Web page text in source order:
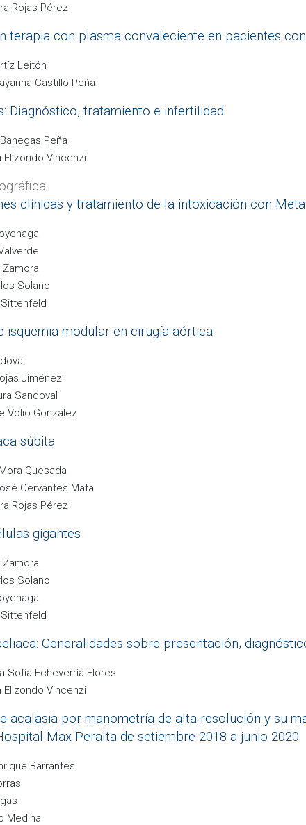
Rojas Pérez
terapia con plasma convaleciente en pacientes con
Leitón
Castillo Peña
Diagnóstico, tratamiento e infertilidad
Peña
Elizondo Vincenzi
clínicas y tratamiento de la intoxicación con
Zamora
Solano
isquemia modular en cirugía aórtica
Jiménez
Sandoval
Volio González
súbita
Quesada
Cervántes Mata
Rojas Pérez
gigantes
Zamora
Solano
Generalidades sobre presentación,
Sofía Echeverría Flores
Elizondo Vincenzi
acalasia por manometría de alta resolución y su
Max Peralta de setiembre 2018 a junio 2020
Barrantes
Medina